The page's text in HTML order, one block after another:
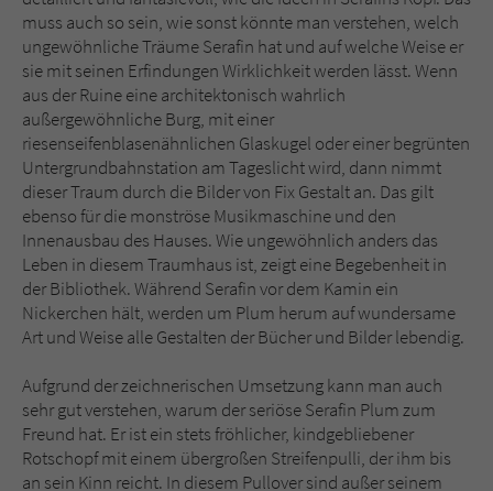
muss auch so sein, wie sonst könnte man verstehen, welch
ungewöhnliche Träume Serafin hat und auf welche Weise er
sie mit seinen Erfindungen Wirklichkeit werden lässt. Wenn
aus der Ruine eine architektonisch wahrlich
außergewöhnliche Burg, mit einer
riesenseifenblasenähnlichen Glaskugel oder einer begrünten
Untergrundbahnstation am Tageslicht wird, dann nimmt
dieser Traum durch die Bilder von Fix Gestalt an. Das gilt
ebenso für die monströse Musikmaschine und den
Innenausbau des Hauses. Wie ungewöhnlich anders das
Leben in diesem Traumhaus ist, zeigt eine Begebenheit in
der Bibliothek. Während Serafin vor dem Kamin ein
Nickerchen hält, werden um Plum herum auf wundersame
Art und Weise alle Gestalten der Bücher und Bilder lebendig.
Aufgrund der zeichnerischen Umsetzung kann man auch
sehr gut verstehen, warum der seriöse Serafin Plum zum
Freund hat. Er ist ein stets fröhlicher, kindgebliebener
Rotschopf mit einem übergroßen Streifenpulli, der ihm bis
an sein Kinn reicht. In diesem Pullover sind außer seinem